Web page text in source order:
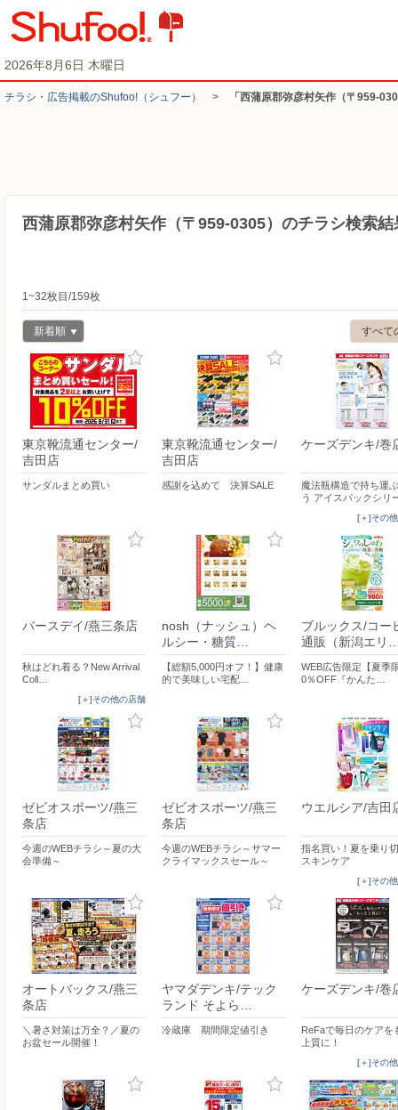
2026年8月6日 木曜日
チラシ・​広告掲載の​Shufoo!​（シュフー） > 「西蒲原郡弥彦村矢作（〒959-
西蒲原郡弥彦村矢作（〒959-0305）のチラシ検索結
1~32枚目/159枚
すべて
新着順
東京靴流通センター/
吉田店
サンダルまとめ買い
東京靴流通センター/
吉田店
感謝を込めて 決算SALE
ケーズデンキ/巻
魔法瓶構造で持ち運
う アイスパックシリ
[＋]その
バースデイ/燕三条店
秋はどれ着る？New Arrival
Coll…
[＋]その他の店舗
nosh（ナッシュ）ヘ
ルシー・糖質…
【総額5,000円オフ！】健康
的で美味しい宅配…
ブルックス/コー
通販（新潟エリ
WEB広告限定【夏季
0％OFF『かんた…
ゼビオスポーツ/燕三
条店
今週のWEBチラシ～夏の大
会準備～
ゼビオスポーツ/燕三
条店
今週のWEBチラシ～サマー
クライマックスセール～
ウエルシア/吉田
指名買い！夏を乗り
スキンケア
[＋]その
オートバックス/燕三
条店
＼暑さ対策は万全？／夏の
お盆セール開催！
ヤマダデンキ/テック
ランド そよら…
冷蔵庫 期間限定値引き
ケーズデンキ/巻
ReFaで毎日のケアを
上質に！
[＋]その